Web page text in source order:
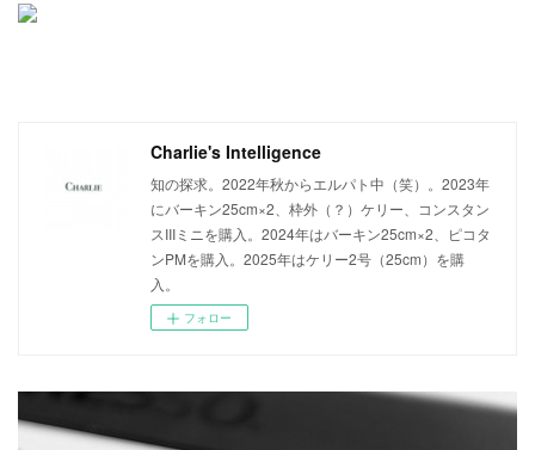
Charlie's Intelligence
知の探求。2022年秋からエルパト中（笑）。2023年
にバーキン25cm×2、枠外（？）ケリー、コンスタン
スIIIミニを購入。2024年はバーキン25cm×2、ピコタ
ンPMを購入。2025年はケリー2号（25cm）を購
入。
フォロー